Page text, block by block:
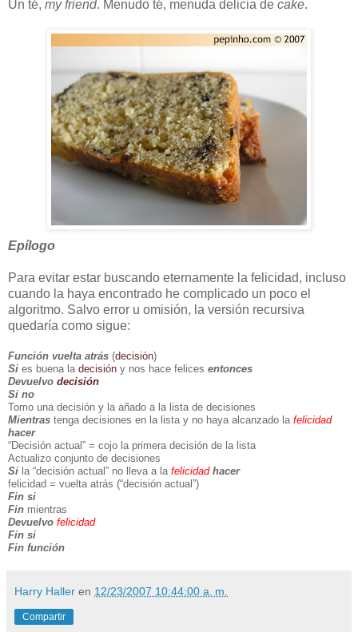
Un té, my friend. Menudo té, menuda delicia de cake.
Epílogo
Para evitar estar buscando eternamente la felicidad, incluso
cuando la haya encontrado he complicado un poco el
algoritmo. Salvo error u omisión, la versión recursiva
quedaría como sigue:
Función vuelta atrás (decisión)
Si es buena la decisión y nos hace felices entonces
Devuelvo decisión
Si no
Tomo una decisión y la añado a la lista de decisiones
Mientras tenga decisiones en la lista y no haya alcanzado la felicidad
hacer
“Decisión actual” = cojo la primera decisión de la lista
Actualizo conjunto de decisiones
Si la “decisión actual” no lleva a la felicidad hacer
felicidad = vuelta atrás (“decisión actual”)
Fin si
Fin mientras
Devuelvo felicidad
Fin si
Fin función
Harry Haller en 12/23/2007 10:44:00 a. m.
Compartir